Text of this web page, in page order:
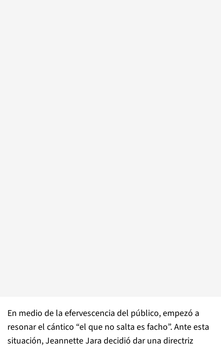
En medio de la efervescencia del público, empezó a
resonar el cántico “el que no salta es facho”. Ante esta
situación, Jeannette Jara decidió dar una directriz